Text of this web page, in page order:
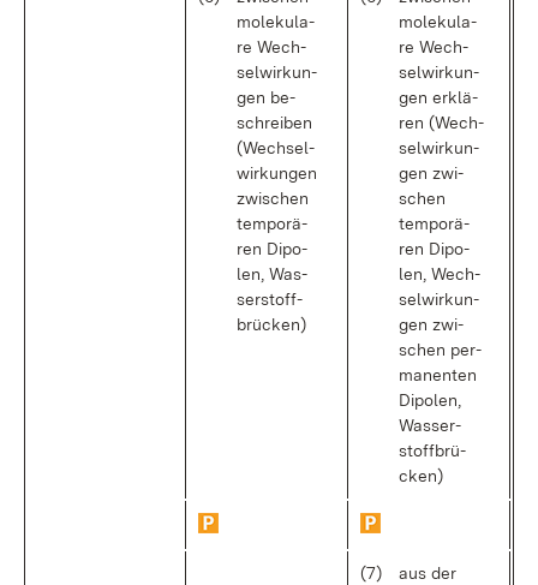
mo­le­ku­la­
re Wech­
sel­wir­kun­
gen be­
schrei­ben
(Wech­sel­
wir­kun­gen
zwi­schen
tem­po­rä­
ren Di­po­
len, Was­
ser­stoff­
brü­cken)
mo­le­ku­la­
re Wech­
sel­wir­kun­
gen er­klä­
ren (Wech­
sel­wir­kun­
gen zwi­
schen
tem­po­rä­
ren Di­po­
len, Wech­
sel­wir­kun­
gen zwi­
schen per­
ma­nen­ten
Di­po­len,
Was­ser­
stoff­brü­
cken)
(7)
aus der